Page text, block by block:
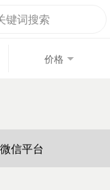
键词搜索
价格
微信平台